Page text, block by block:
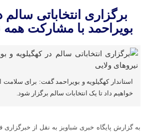
برگزاری انتخاباتی سالم
بویراحمد با مشارکت همه
استاندار کهگیلویه و بویراحمد گفت: برای
خواهیم داد تا یک انتخابات سالم برگزار شود.
به گزارش پایگاه خبری شباویز به نقل از